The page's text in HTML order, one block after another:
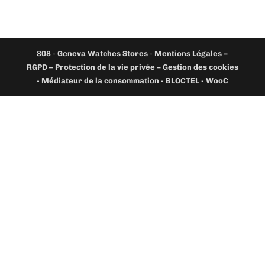
808 -Geneva Watches Stores - Mentions Légales –
RGPD – Protection de la vie privée – Gestion des cookies
- Médiateur de la consommation - BLOCTEL - WooC